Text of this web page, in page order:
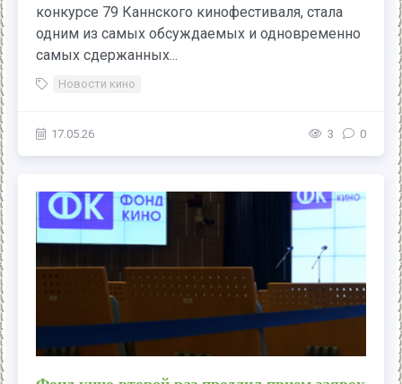
конкурсе 79 Каннского кинофестиваля, стала
одним из самых обсуждаемых и одновременно
самых сдержанных...
Новости кино
17.05.26 3 0